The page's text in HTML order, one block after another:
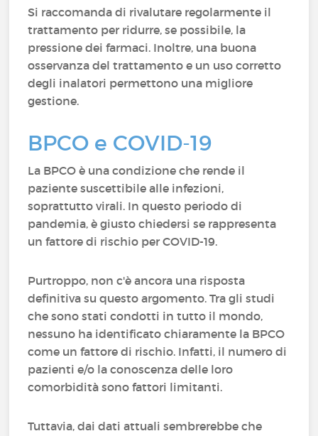
Si raccomanda di rivalutare regolarmente il
trattamento per ridurre, se possibile, la
pressione dei farmaci. Inoltre, una buona
osservanza del trattamento e un uso corretto
degli inalatori permettono una migliore
gestione.
BPCO e COVID-19
La BPCO è una condizione che rende il
paziente suscettibile alle infezioni,
soprattutto virali. In questo periodo di
pandemia, è giusto chiedersi se rappresenta
un fattore di rischio per COVID-19.
Purtroppo, non c'è ancora una risposta
definitiva su questo argomento. Tra gli studi
che sono stati condotti in tutto il mondo,
nessuno ha identificato chiaramente la BPCO
come un fattore di rischio. Infatti, il numero di
pazienti e/o la conoscenza delle loro
comorbidità sono fattori limitanti.
Tuttavia, dai dati attuali sembrerebbe che